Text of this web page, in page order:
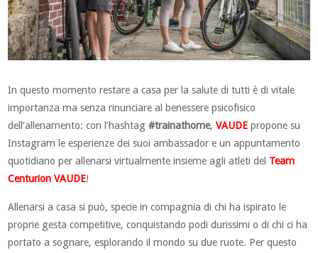
In questo momento restare a casa per la salute di tutti è di vitale
importanza ma senza rinunciare al benessere psicofisico
dell’allenamento: con l’hashtag #trainathome,VAUDE propone su
Instagram le esperienze dei suoi ambassador e un appuntamento
quotidiano per allenarsi virtualmente insieme agli atleti del Team
Centurion VAUDE!
Allenarsi a casa si può, specie in compagnia di chi ha ispirato le
proprie gesta competitive, conquistando podi durissimi o di chi ci ha
portato a sognare, esplorando il mondo su due ruote. Per questo